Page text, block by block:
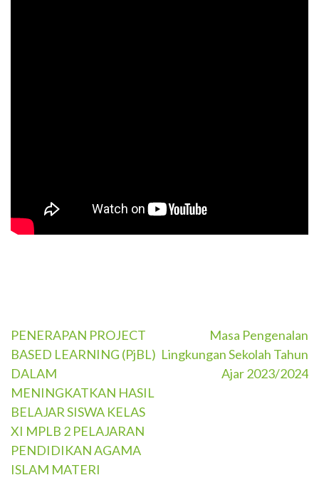
Post
navigation
PENERAPAN PROJECT
BASED LEARNING (PjBL)
DALAM
MENINGKATKAN HASIL
BELAJAR SISWA KELAS
XI MPLB 2 PELAJARAN
PENDIDIKAN AGAMA
ISLAM MATERI
Masa Pengenalan
Lingkungan Sekolah Tahun
Ajar 2023/2024